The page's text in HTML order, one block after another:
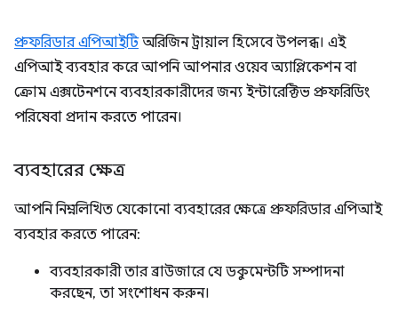
প্রুফরিডার এপিআইটিঅরিজিন ট্রায়াল হিসেবে উপলব্ধ। এই
এপিআই ব্যবহার করে আপনি আপনার ওয়েব অ্যাপ্লিকেশন বা
ক্রোম এক্সটেনশনে ব্যবহারকারীদের জন্য ইন্টারেক্টিভ প্রুফরিডিং
পরিষেবা প্রদান করতে পারেন।
ব্যবহারের ক্ষেত্র
আপনি নিম্নলিখিত যেকোনো ব্যবহারের ক্ষেত্রে প্রুফরিডার এপিআই
ব্যবহার করতে পারেন:
ব্যবহারকারী তার ব্রাউজারে যে ডকুমেন্টটি সম্পাদনা
করছেন, তা সংশোধন করুন।